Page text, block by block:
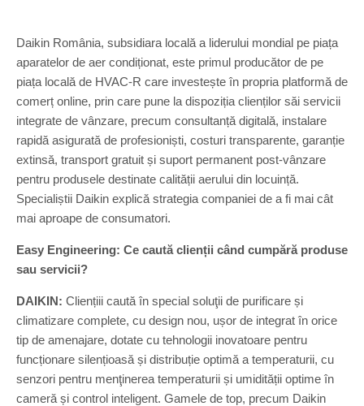
Daikin România, subsidiara locală a liderului mondial pe piața
aparatelor de aer condiționat, este primul producător de pe
piața locală de HVAC-R care investește în propria platformă de
comerț online, prin care pune la dispoziția clienților săi servicii
integrate de vânzare, precum consultanță digitală, instalare
rapidă asigurată de profesioniști, costuri transparente, garanție
extinsă, transport gratuit și suport permanent post-vânzare
pentru produsele destinate calității aerului din locuință.
Specialiștii Daikin explică strategia companiei de a fi mai cât
mai aproape de consumatori.
Easy Engineering: Ce caută clienții când cumpără produse
sau servicii?
DAIKIN: Cliențiii caută în special soluţii de purificare și
climatizare complete, cu design nou, ușor de integrat în orice
tip de amenajare, dotate cu tehnologii inovatoare pentru
funcționare silențioasă și distribuție optimă a temperaturii, cu
senzori pentru menţinerea temperaturii și umidității optime în
cameră și control inteligent. Gamele de top, precum Daikin